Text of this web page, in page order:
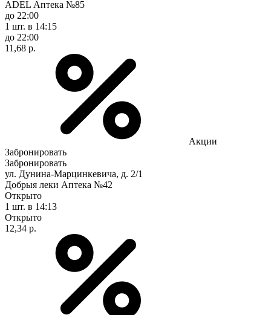
ADEL Аптека №85
до 22:00
1 шт. в 14:15
до 22:00
11,68 р.
Акции
Забронировать
Забронировать
ул. Дунина-Марцинкевича, д. 2/1
Добрыя леки Аптека №42
Открыто
1 шт. в 14:13
Открыто
12,34 р.